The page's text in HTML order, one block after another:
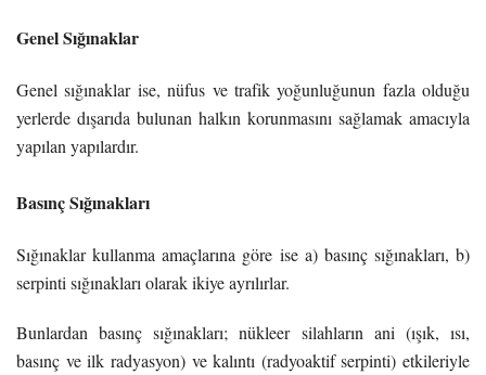
Genel Sığınaklar
Genel sığınaklar ise, nüfus ve trafik yoğunluğunun fazla olduğu
yerlerde dışarıda bulunan halkın korunmasını sağlamak amacıyla
yapılan yapılardır.
Basınç Sığınakları
Sığınaklar kullanma amaçlarına göre ise a) basınç sığınakları, b)
serpinti sığınakları olarak ikiye ayrılırlar.
Bunlardan basınç sığınakları; nükleer silahların ani (ışık, ısı,
basınç ve ilk radyasyon) ve kalıntı (radyoaktif serpinti) etkileriyle